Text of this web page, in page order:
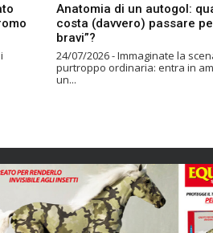
Anatomia di un autogol:
costa (davvero) passare
bravi”?
24/07/2026 - Immaginate la
purtroppo ordinaria: entra in
un...